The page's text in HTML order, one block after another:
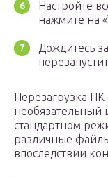
Настройте
нажмите на
Дождитесь
Перезагрузка
необязательный
стандартном
различные
впоследствии